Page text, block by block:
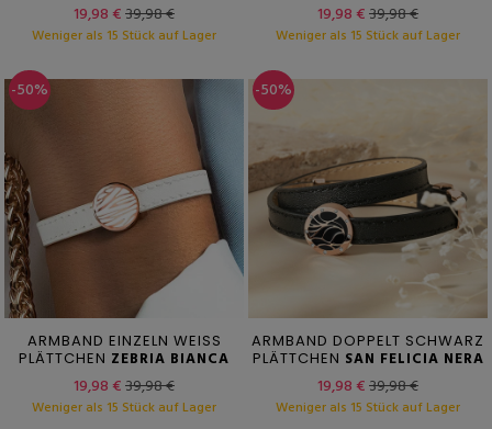
19,98 €39,98 €
Weniger als 15 Stück auf Lager
19,98 €39,98 €
Weniger als 15 Stück auf Lager
-50%
ARMBAND EINZELN WEISS
PLÄTTCHEN ZEBRIA BIANCA
19,98 €39,98 €
Weniger als 15 Stück auf Lager
-50%
ARMBAND DOPPELT SCHWARZ
PLÄTTCHEN SAN FELICIA NERA
19,98 €39,98 €
Weniger als 15 Stück auf Lager